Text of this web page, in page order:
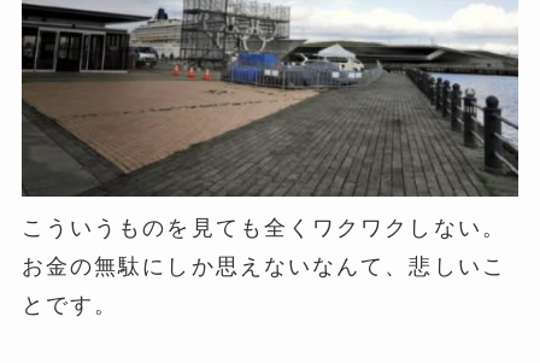
こういうものを見ても全くワクワクしない。
お金の無駄にしか思えないなんて、悲しいこ
とです。